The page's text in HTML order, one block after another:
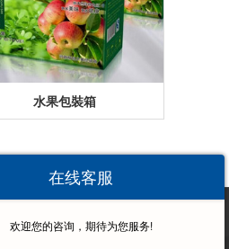
水果包裝箱
訪問（wèn）
在线客服
欢迎您的咨询，期待为您服务!